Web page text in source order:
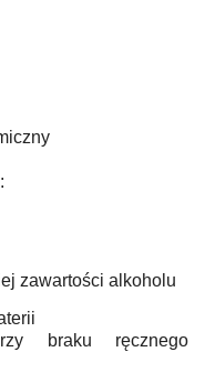
zawartości alkoholu
braku ręcznego